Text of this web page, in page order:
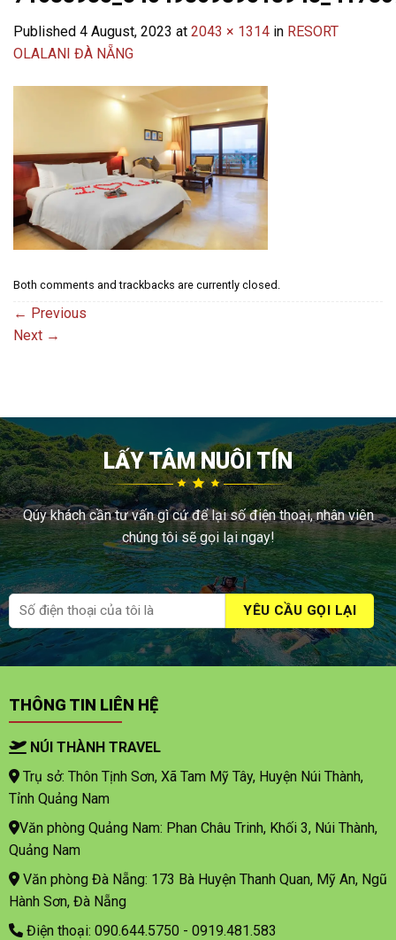
Published 4 August, 2023 at 2043 × 1314 in RESORT
OLALANI ĐÀ NẴNG
Both comments and trackbacks are currently closed.
← Previous
Next →
LẤY TÂM NUÔI TÍN
Qúy khách cần tư vấn gì cứ để lại số điện thoại, nhân viên
chúng tôi sẽ gọi lại ngay!
THÔNG TIN LIÊN HỆ
NÚI THÀNH TRAVEL
Trụ sở: Thôn Tịnh Sơn, Xã Tam Mỹ Tây, Huyện Núi Thành,
Tỉnh Quảng Nam
Văn phòng Quảng Nam: Phan Châu Trinh, Khối 3, Núi Thành,
Quảng Nam
Văn phòng Đà Nẵng: 173 Bà Huyện Thanh Quan, Mỹ An, Ngũ
Hành Sơn, Đà Nẵng
Điện thoại: 090.644.5750 - 0919.481.583